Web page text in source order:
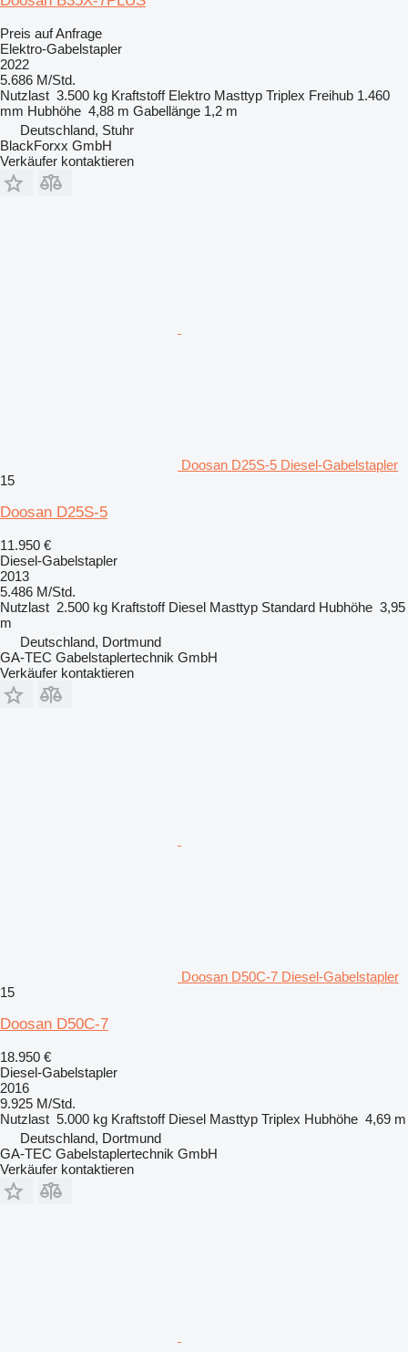
Preis auf Anfrage
Elektro-Gabelstapler
2022
5.686 M/Std.
Nutzlast 3.500 kg Kraftstoff Elektro Masttyp Triplex Freihub 1.460
mm Hubhöhe 4,88 m Gabellänge 1,2 m
Deutschland, Stuhr
BlackForxx GmbH
Verkäufer kontaktieren
Doosan D25S-5 Diesel-Gabelstapler
15
Doosan D25S-5
11.950 €
Diesel-Gabelstapler
2013
5.486 M/Std.
Nutzlast 2.500 kg Kraftstoff Diesel Masttyp Standard Hubhöhe 3,95
m
Deutschland, Dortmund
GA-TEC Gabelstaplertechnik GmbH
Verkäufer kontaktieren
Doosan D50C-7 Diesel-Gabelstapler
15
Doosan D50C-7
18.950 €
Diesel-Gabelstapler
2016
9.925 M/Std.
Nutzlast 5.000 kg Kraftstoff Diesel Masttyp Triplex Hubhöhe 4,69 m
Deutschland, Dortmund
GA-TEC Gabelstaplertechnik GmbH
Verkäufer kontaktieren